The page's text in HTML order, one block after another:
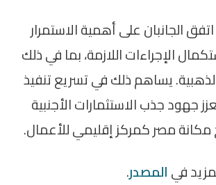
الجانبان على أهمية الاستمرار
الإجراءات اللازمة، بما في ذلك
يساهم ذلك في تسريع تنفيذ
جهود جذب الاستثمارات الأجنبية
مكانة مصر كمركز إقليمي للأعمال.
فيالمصدر.